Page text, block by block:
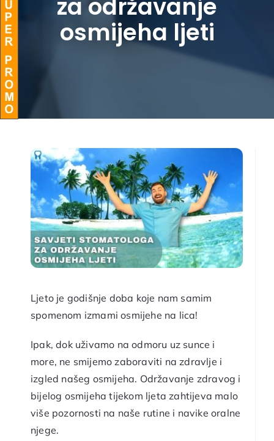
za održavanje
osmijeha ljeti
Ljeto je godišnje doba koje nam samim
spomenom izmami osmijehe na lica!
Ipak, dok uživamo na odmoru uz sunce i
more, ne smijemo zaboraviti na zdravlje i
izgled našeg osmijeha. Održavanje zdravog i
bijelog osmijeha tijekom ljeta zahtijeva malo
više pozornosti na naše rutine i navike oralne
njege.